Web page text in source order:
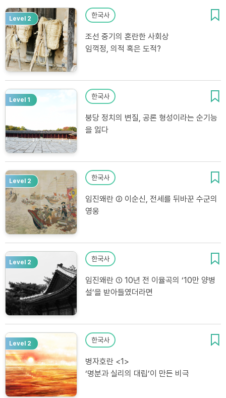
Level 2 한국사
조선 중기의 혼란한 사회상
임꺽정, 의적 혹은 도적?
Level 1 한국사
붕당 정치의 변질, 공론 형성이라는 순기능
을 잃다
Level 2 한국사
임진왜란 ② 이순신, 전세를 뒤바꾼 수군의
영웅
Level 2 한국사
임진왜란 ① 10년 전 이율곡의 ‘10만 양병
설’을 받아들였더라면
Level 2 한국사
병자호란 <1>
‘명분과 실리의 대립’이 만든 비극